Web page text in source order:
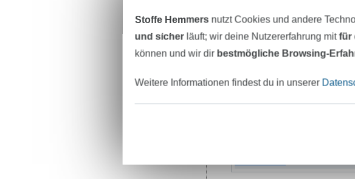
5,50 € / Stk
Stoffe Hemmers nutzt Cookies und andere
und sicherläuft; wir deine Nutzererfahrung mitfür
können und wir dir bestmögliche Browsing-
Weitere Informationen findest du in unserer